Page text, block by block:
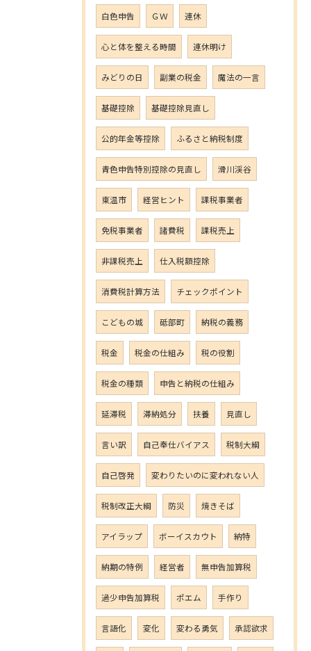
白色申告 ＧＷ 連休
心と体を整える時間 連休明け
みどりの日 副業の税金 魔法の一言
基礎控除 基礎控除見直し
公的年金等控除 ふるさと納税制度
青色申告特別控除の見直し 滑川渓谷
東温市 経営ヒント 課税事業者
免税事業者 諸費税 課税売上
非課税売上 仕入税額控除
消費税計算方法 チェックポイント
こどもの城 砥部町 納税の義務
税金 税金の仕組み 税の役割
税金の種類 申告と納税の仕組み
延滞税 滞納処分 扶養 見直し
言い訳 自己奉仕バイアス 税制大綱
自己啓発 変わりたいのに変われない人
税制改正大綱 防災 焼きそば
アイラップ ボーイスカウト 納特
納期の特例 経営者 無申告加算税
過少申告加算税 ポエム 手作り
言語化 変化 変わる勇気 承認欲求